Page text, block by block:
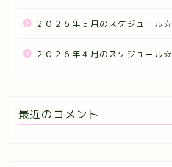
２０２６年５月のスケジュール☆
２０２６年４月のスケジュール☆
最近のコメント